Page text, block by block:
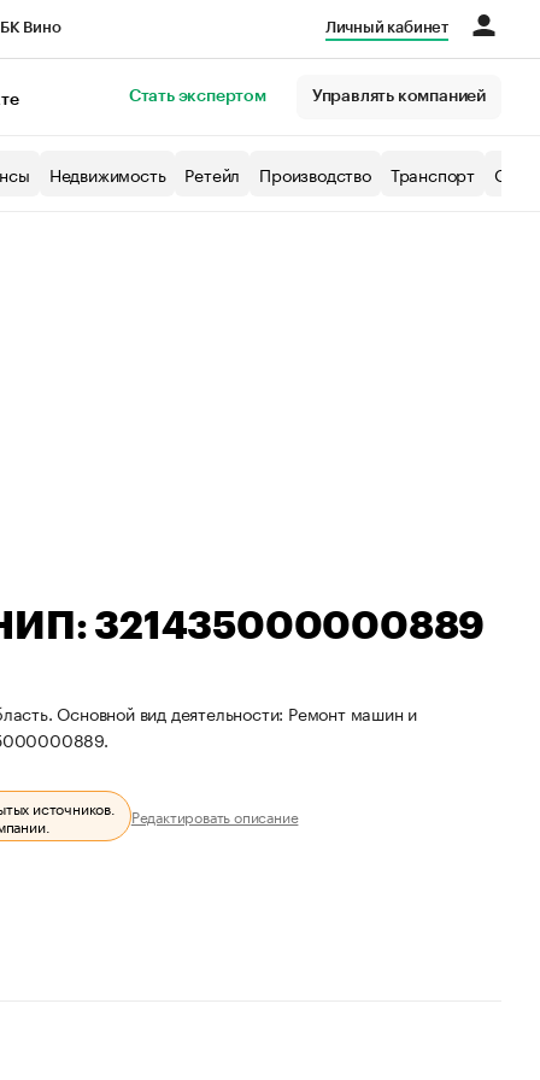
Вино Личный кабинет
Стать экспертом Управлять компанией
Недвижимость Ретейл Производство Транспорт
321435000000889
Основной вид деятельности: Ремонт машин и
источников.
Редактировать описание